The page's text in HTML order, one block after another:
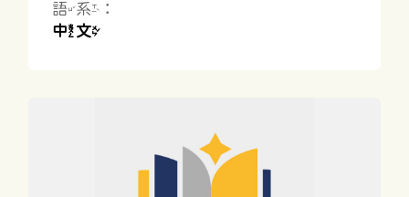
語系：
中文